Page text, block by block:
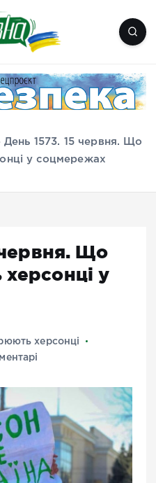
Одеса, Мелітополь
День 1573. 15 червня. Що
у соцмережах
Що
у
херсонці